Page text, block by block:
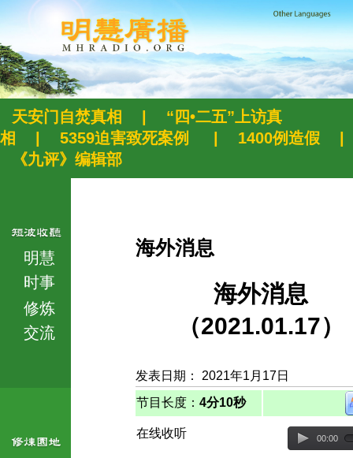
天安门自焚真相
“四•二五”上访真
相
5359迫害致死案例 1400例造假
《九评》编辑部
明慧
时事
修炼
交流
海外消息
海外消息
（2021.01.17）
发表日期： 2021年1月17日
节目长度： 4分10秒
在线收听 00:00